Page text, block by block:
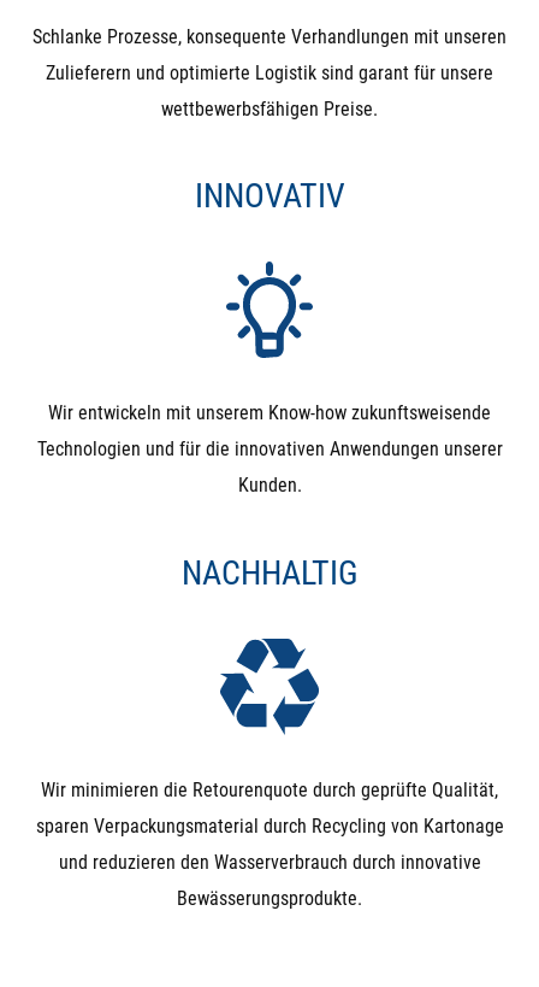
Schlanke Prozesse, konsequente Verhandlungen mit unseren
Zulieferern und optimierte Logistik sind garant für unsere
wettbewerbsfähigen Preise.
INNOVATIV
Wir entwickeln mit unserem Know-how zukunftsweisende
Technologien und für die innovativen Anwendungen unserer
Kunden.
NACHHALTIG
Wir minimieren die Retourenquote durch geprüfte Qualität,
sparen Verpackungsmaterial durch Recycling von Kartonage
und reduzieren den Wasserverbrauch durch innovative
Bewässerungsprodukte.